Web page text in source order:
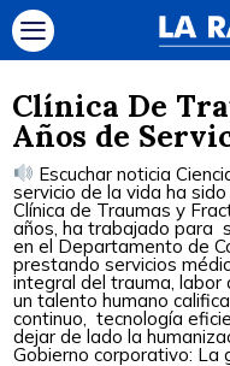
Clínica De
Años de
Escuchar noticia
servicio de la vida ha
Clínica de Traumas y
años, ha trabajado para
en el Departamento de
prestando servicios
integral del trauma,
un talento humano
continuo, tecnología
dejar de lado la
Gobierno corporativo: La